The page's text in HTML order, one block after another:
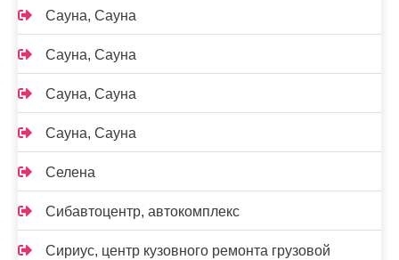
Сауна, Сауна
Сауна, Сауна
Сауна, Сауна
Сауна, Сауна
Селена
Сибавтоцентр, автокомплекс
Сириус, центр кузовного ремонта грузовой